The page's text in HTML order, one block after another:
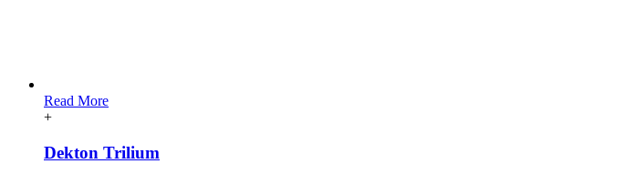
Read More
+
Dekton Trilium